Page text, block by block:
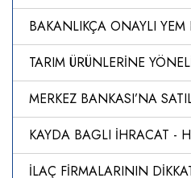
İLAÇ FİRMALARININ